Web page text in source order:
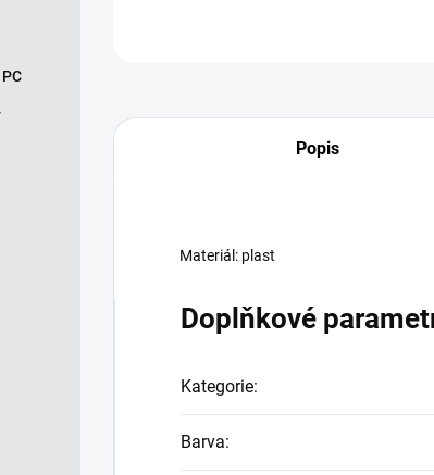
Popis
Materiál: plast
Doplňkové
Kategorie:
Barva: